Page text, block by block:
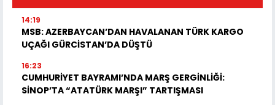
14:19
MSB: AZERBAYCAN’DAN HAVALANAN TÜRK KARGO
UÇAĞI GÜRCİSTAN’DA DÜŞTÜ
16:23
CUMHURİYET BAYRAMI’NDA MARŞ GERGİNLİĞİ:
SİNOP’TA “ATATÜRK MARŞI” TARTIŞMASI